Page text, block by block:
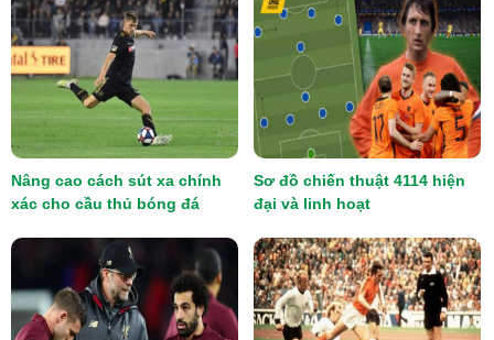
Nâng cao cách sút xa chính
xác cho cầu thủ bóng đá
Sơ đồ chiến thuật 4114 hiện
đại và linh hoạt